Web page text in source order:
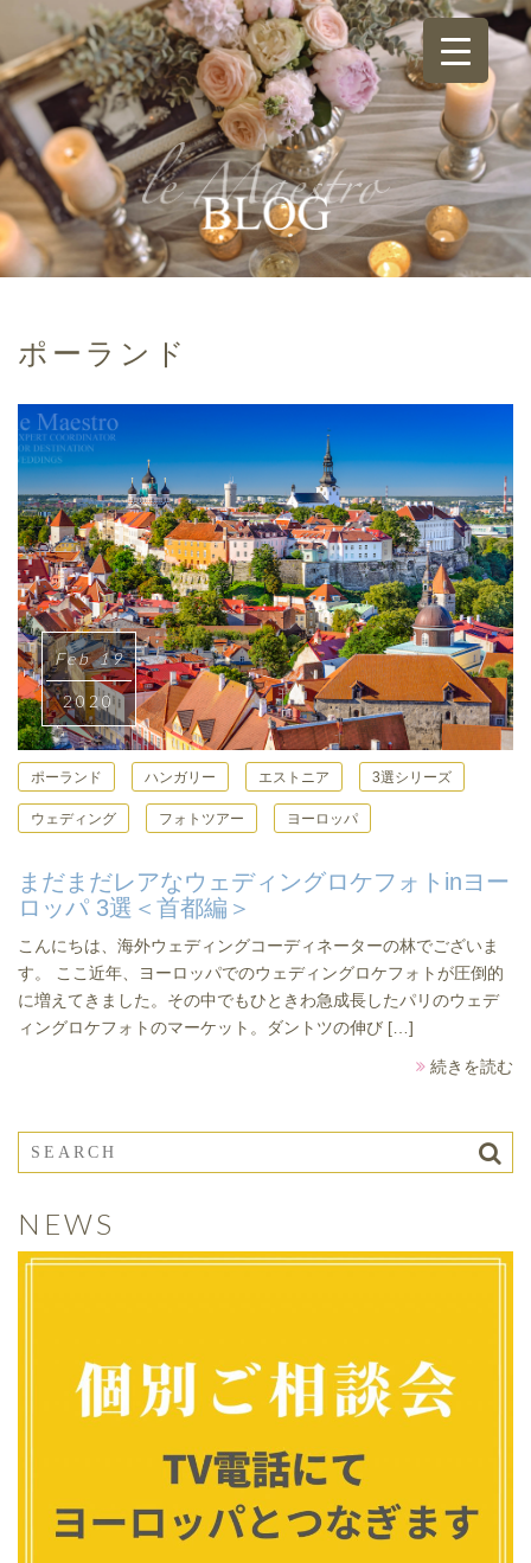
ポーランド
Feb 19
2020
ポーランド ハンガリー エストニア 3選シリーズ
ウェディング フォトツアー ヨーロッパ
まだまだレアなウェディングロケフォトinヨー
ロッパ 3選＜首都編＞
こんにちは、海外ウェディングコーディネーターの林でございま
す。 ここ近年、ヨーロッパでのウェディングロケフォトが圧倒的
に増えてきました。その中でもひときわ急成長したパリのウェデ
ィングロケフォトのマーケット。ダントツの伸び […]
続きを読む
NEWS